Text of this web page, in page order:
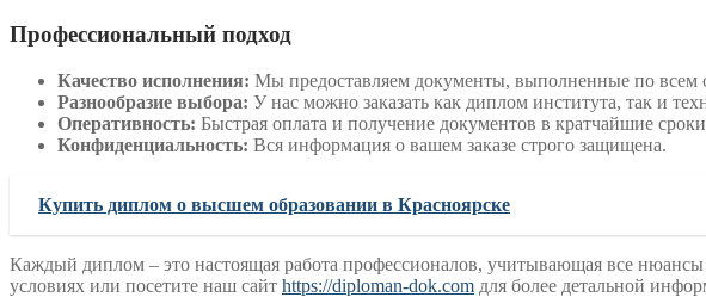
Профессиональный подход
Качество исполнения: Мы предоставляем документы, выполненные по всем
Разнообразие выбора: У нас можно заказать как диплом института, так и
Оперативность: Быстрая оплата и получение документов в кратчайшие
Конфиденциальность: Вся информация о вашем заказе строго защищена.
Купить диплом о высшем образовании в Красноярске
Каждый диплом – это настоящая работа профессионалов, учитывающая все
условиях или посетите наш сайт https://diploman-dok.com для более детальной